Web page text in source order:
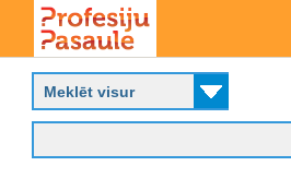
main
content
P
o
f
e